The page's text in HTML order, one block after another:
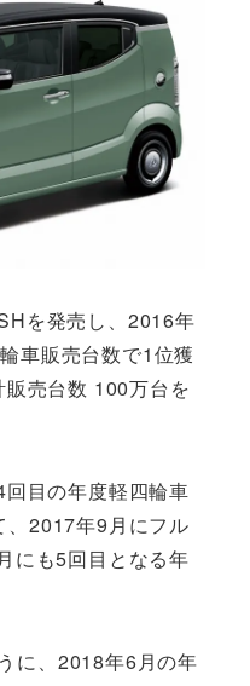
を発売し、2016年
車販売台数で1位獲
売台数 100万台を
目の年度軽四輪車
、2017年9月にフル
にも5回目となる年
に、2018年6月の年